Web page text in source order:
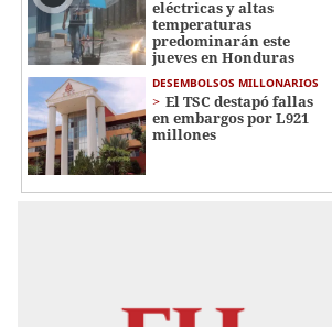
eléctricas y altas
temperaturas
predominarán este
jueves en Honduras
DESEMBOLSOS MILLONARIOS
El TSC destapó fallas
en embargos por L921
millones